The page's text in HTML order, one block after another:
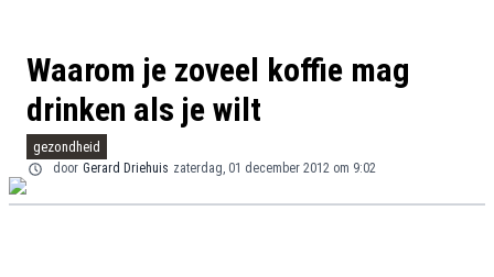
Waarom je zoveel koffie mag
drinken als je wilt
gezondheid
door Gerard Driehuis zaterdag, 01 december 2012 om 9:02